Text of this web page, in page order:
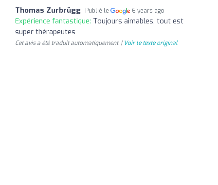
Thomas Zurbrügg Publié le 6 years ago
Expérience fantastique: Toujours aimables, tout est
super thérapeutes
Cet avis a été traduit automatiquement. | Voir le texte original